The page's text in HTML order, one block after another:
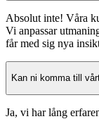
Absolut inte! Våra
Vi anpassar
får med sig nya
Kan ni komma till
Ja, vi har lång